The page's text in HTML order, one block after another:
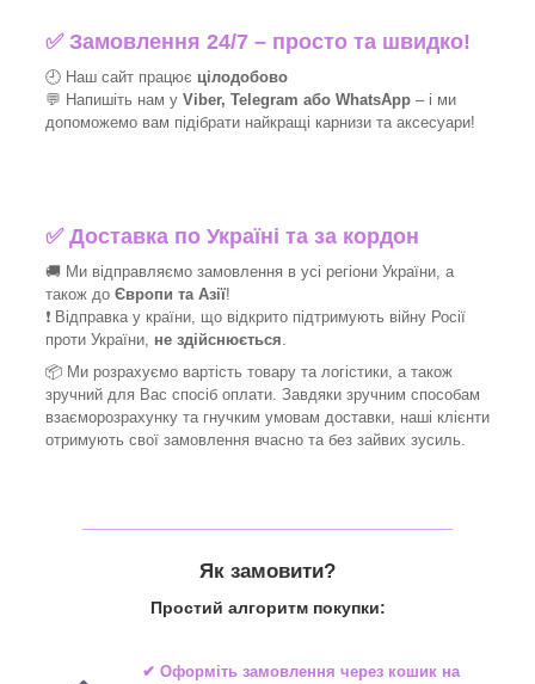
✅Замовлення 24/7 – просто та швидко!
🕘 Наш сайт працює цілодобово
💬 Напишіть нам у Viber, Telegram або WhatsApp – і ми
допоможемо вам підібрати найкращі карнизи та аксесуари!
✅Доставка по Україні та за кордон
🚚 Ми відправляємо замовлення в усі регіони України, а
також до Європи та Азії!
❗ Відправка у країни, що відкрито підтримують війну Росії
проти України, не здійснюється.
📦 Ми розрахуємо вартість товару та логістики, а також
зручний для Вас спосіб оплати. Завдяки зручним способам
взаєморозрахунку та гнучким умовам доставки, наші клієнти
отримують свої замовлення вчасно та без зайвих зусиль.
Як замовити?
Простий алгоритм покупки:
✔ Оформіть замовлення через кошик на